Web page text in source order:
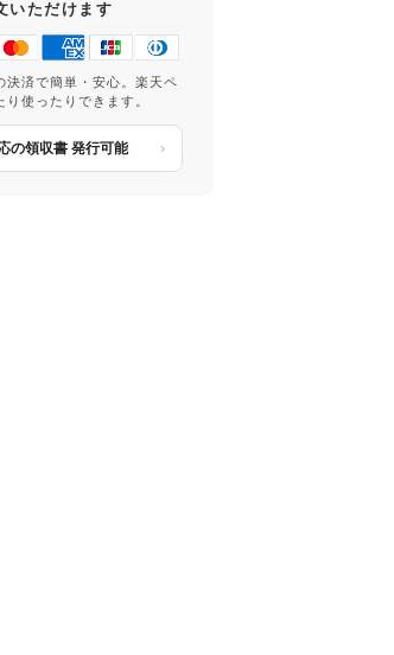
いただけます
決済で簡単・安心。楽天ペ
使ったりできます。
の領収書 発行可能